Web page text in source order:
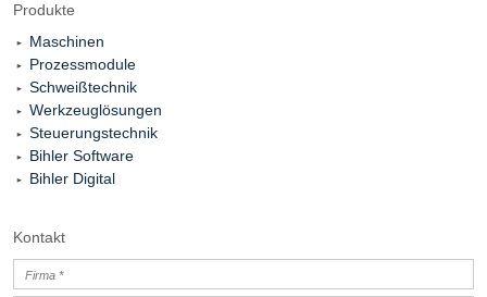
Produkte
Maschinen
Prozessmodule
Schweißtechnik
Werkzeuglösungen
Steuerungstechnik
Bihler Software
Bihler Digital
Kontakt